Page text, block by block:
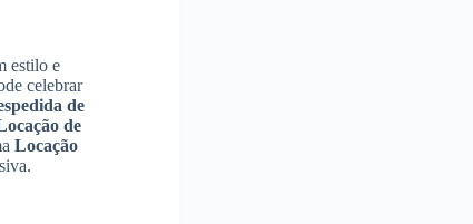
estilo e
celebrar
de
de
Locação